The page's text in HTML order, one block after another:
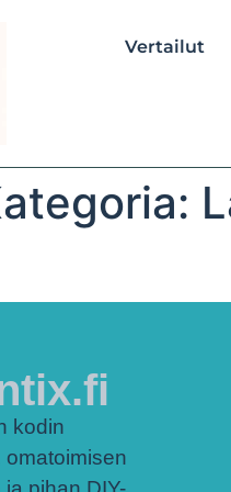
Vertailut
kodin
omatoimisen